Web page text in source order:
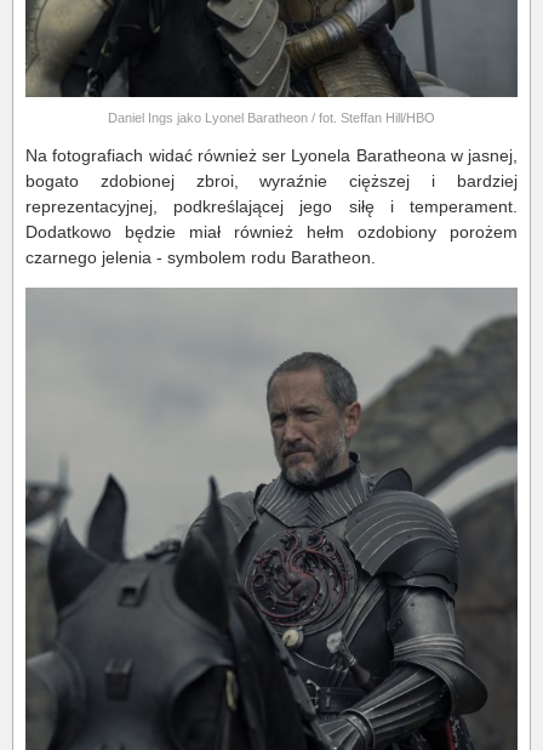
Daniel Ings jako Lyonel Baratheon / fot. Steffan Hill/HBO
Na fotografiach widać również ser Lyonela Baratheona w jasnej,
bogato zdobionej zbroi, wyraźnie cięższej i bardziej
reprezentacyjnej, podkreślającej jego siłę i temperament.
Dodatkowo będzie miał również hełm ozdobiony porożem
czarnego jelenia - symbolem rodu Baratheon.